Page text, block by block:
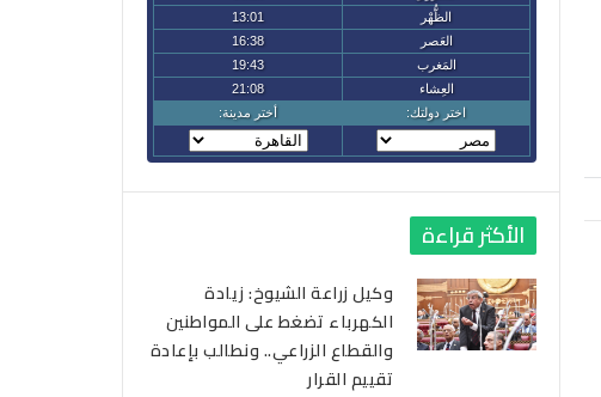
الأكثر قراءة
وكيل زراعة الشيوخ: زيادة
الكهرباء تضغط على المواطنين
والقطاع الزراعي.. ونطالب بإعادة
تقييم القرار